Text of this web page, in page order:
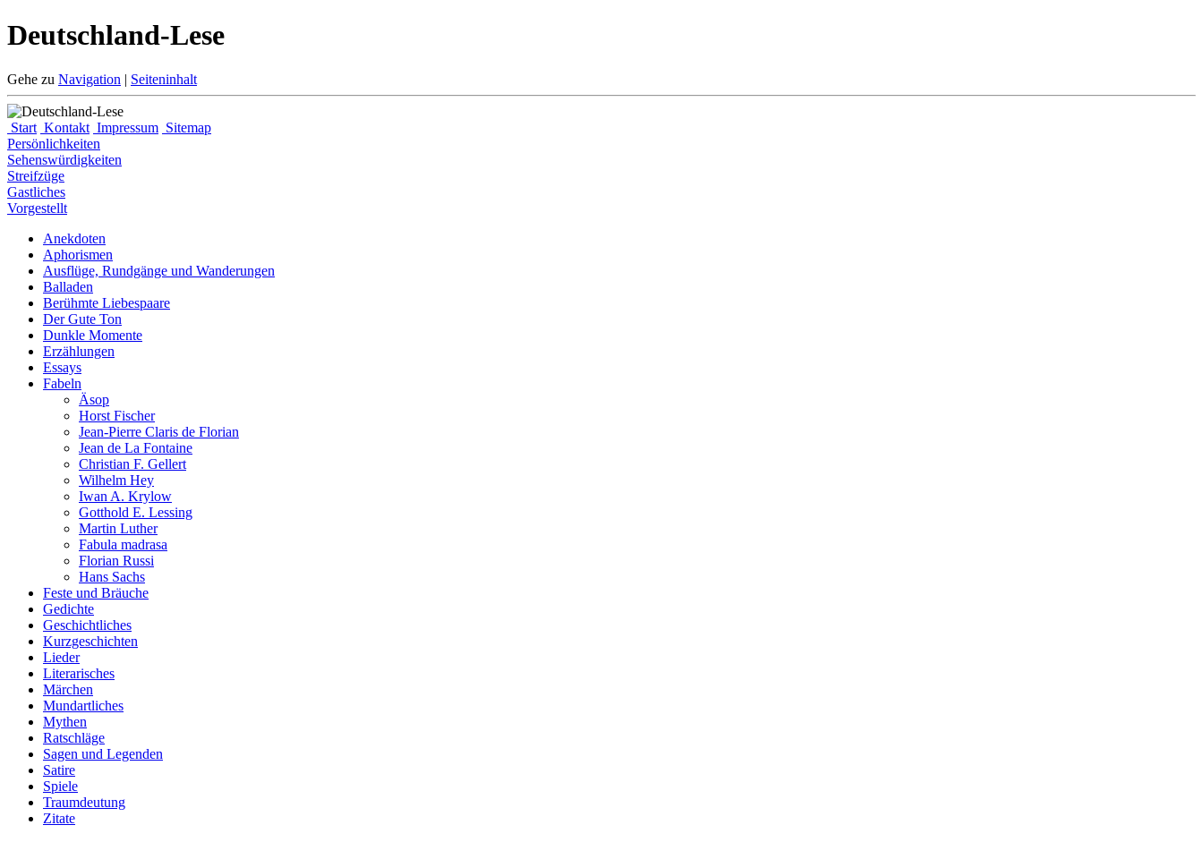
Deutschland-Lese
Gehe zu Navigation | Seiteninhalt
Start Kontakt Impressum Sitemap
Persönlichkeiten
Sehenswürdigkeiten
Streifzüge
Gastliches
Vorgestellt
Anekdoten
Aphorismen
Ausflüge, Rundgänge und Wanderungen
Balladen
Berühmte Liebespaare
Der Gute Ton
Dunkle Momente
Erzählungen
Essays
Fabeln
Äsop
Horst Fischer
Jean-Pierre Claris de Florian
Jean de La Fontaine
Christian F. Gellert
Wilhelm Hey
Iwan A. Krylow
Gotthold E. Lessing
Martin Luther
Fabula madrasa
Florian Russi
Hans Sachs
Feste und Bräuche
Gedichte
Geschichtliches
Kurzgeschichten
Lieder
Literarisches
Märchen
Mundartliches
Mythen
Ratschläge
Sagen und Legenden
Satire
Spiele
Traumdeutung
Zitate